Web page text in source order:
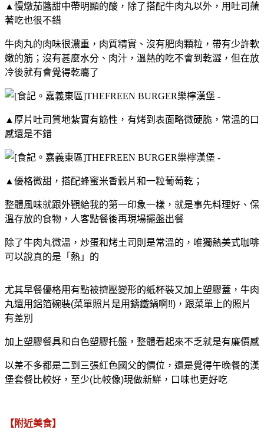
▲慢燉茄醬甜中帶明顯的酸，除了搭配牛肉丸以外，用吐司蘸
著吃也很不錯
牛肉丸的肉味很濃重，肉質精實、沒有肥肉顆粒，帶有少許軟
嫩的筋；沒有甚麼水分、肉汁，溫熱的吃不會到乾澀，但在放
冷後就有會覺得乾癟了
▲厚片吐司質地紮實有筋性，有烤到表面略微硬脆，常溫的口
感還是不錯
▲ 優格微甜，搭配蜂蜜米香穀片和一粒葡萄乾；
整體風味就跟外觀給我的第一印象一樣，就是事先料理好、保
溫存放的食物，人客點餐後再現場擺盤出餐
除了牛肉丸微溫，炒蛋和烤土司則是常溫的，唯獨熱美式咖啡
可以說真的是「熱」的
尤其早餐優格用有點被擠壓變形的紙杯裝又加上塑膠蓋，牛肉
丸還用鋁箔碗裝(菜單照片是用鑄鐵鍋啊!!)，跟菜單上的照片
有差別
加上塑膠餐具和白色塑膠托盤，整體看起來不乏就是有廉價感
以差不多都是二到三張紅色國父的價位，還是覺得午晚餐的漢
堡套餐比較好，至少(比較像)現做新鮮，口味也更好吃
【附近美食】